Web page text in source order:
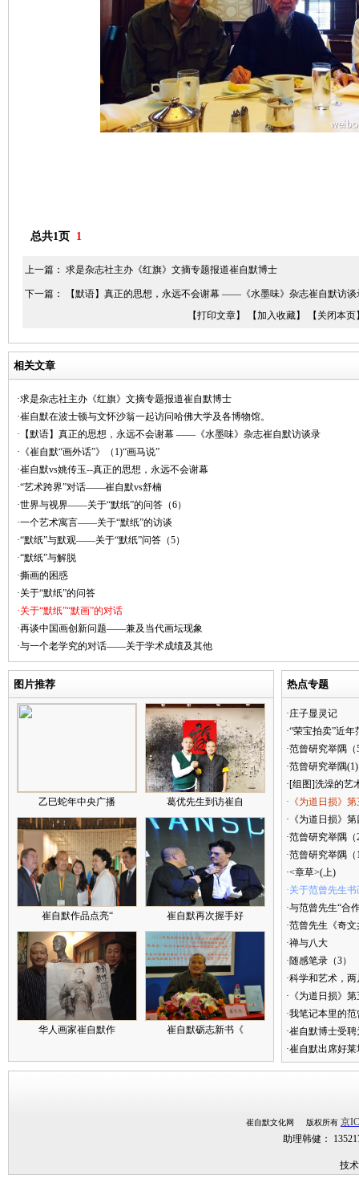
总共1页 1
上一篇： 求是杂志社主办《红旗》文摘专题报道崔自默博士
下一篇：
【默语】真正的思想，永远不会谢幕 ——《水墨味》杂志崔自默访谈
【打印文章】
【加入收藏】 【关闭本页
相关文章
·求是杂志社主办《红旗》文摘专题报道崔自默博士
·崔自默在波士顿与文怀沙翁一起访问哈佛大学及各博物馆。
·【默语】真正的思想，永远不会谢幕 ——《水墨味》杂志崔自默访谈录
·《崔自默“画外话”》（1)“画马说”
·崔自默vs姚传玉--真正的思想，永远不会谢幕
·“艺术跨界”对话——崔自默vs舒楠
·世界与视界——关于“默纸”的问答（6）
·一个艺术寓言——关于“默纸”的访谈
·“默纸”与默观——关于“默纸”问答（5）
·“默纸”与解脱
·撕画的困惑
·关于“默纸”的问答
·关于“默纸”“默画”的对话
·再谈中国画创新问题——兼及当代画坛现象
·与一个老学究的对话——关于学术成绩及其他
图片推荐
乙巳蛇年中央广播 葛优先生到访崔自
崔自默作品点亮“ 崔自默再次握手好
华人画家崔自默作 崔自默砺志新书《
热点专题
·庄子显灵记
·“荣宝拍卖”近
·范曾研究举隅（
·范曾研究举隅(1)
·[组图]洗澡的艺
·《为道日损》
·《为道日损》
·范曾研究举隅（
·范曾研究举隅（
·<章草>(上)
·关于范曾先生
·与范曾先生“合
·范曾先生《奇
·禅与八大
·随感笔录（3）
·科学和艺术，
·《为道日损》
·我笔记本里的
·崔自默博士受
·崔自默出席好
崔自默文化网 版权所有 京
助理韩健：
技